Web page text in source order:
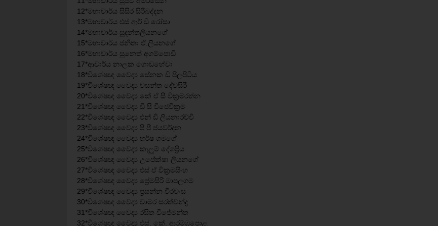
12*මහාචාර්ය සිසිර සිරිබද්දන
13*මහාචාර්ය එස් ආර් ඞී රෝසා
14*මහාචාර්ය සුදන්තලියනගේ
15*මහාචාර්ය ජනිතා ඒ.ලියනගේ
16*මහාචාර්ය සුනෙත් අගම්පොඩි
17*ආචාර්ය නාලක ගොඩහේවා
18*විශේෂඥ වෛද්‍ය සේනක ඩි පිලපිටිය
19*විශේෂඥ වෛද්‍ය වසන්ත දේවසිරි
20*විශේෂඥ වෛද්‍ය කේ ඒ සී වික්‍රමරත්න
21*විශේෂඥ වෛද්‍ය ඩි සී විජෙවික‍්‍රම
22*විශේෂඥ වෛද්‍ය එන් ඩි ලියනාරච්චි
23*විශේෂඥ වෛද්‍ය පී පී ජයවර්දන
24*විශේෂඥ වෛද්‍ය හර්ෂ ගමගේ
25*විශේෂඥ වෛද්‍ය කැලූම් දේශප්‍රිය
26*විශේෂඥ වෛද්‍ය උපේක්ෂා ලියනගේ
27*විශේෂඥ වෛද්‍ය එස් ඒ වික්‍රමසිංහ
28*විශේෂඥ වෛද්‍ය ප්‍රේමසිරි මාපලගම
29*විශේෂඥ වෛද්‍ය ප්‍රසන්න වීරවංස
30*විශේෂඥ වෛද්‍ය චාමර සරත්චන්ද්‍ර
31*විශේෂඥ වෛද්‍ය රසිත විජේමන්ත
32*විශේෂඥ වෛද්‍ය එස්. කේ. ආරම්ඹපොළ